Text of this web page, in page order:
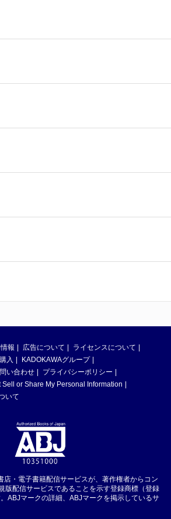
報 広告について
ライセンスについて
入
KADOKAWAグループ
い合わせ
プライバシーポリシー
Sell or Share My Personal Information
いて
店・電子書籍配信サービスが、著作権者からコン
版配信サービスであることを示す登録商標（登録
ABJマークの詳細、ABJマークを掲示しているサ